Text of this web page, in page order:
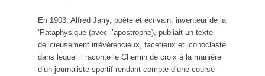
En 1903, Alfred Jarry, poète et écrivain, inventeur de la
‘Pataphysique (avec l’apostrophe), publiait un texte
délicieusement irrévérencieux, facétieux et iconoclaste
dans lequel il raconte le Chemin de croix à la manière
d’un journaliste sportif rendant compte d’une course